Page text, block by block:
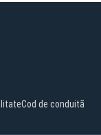
Cod de conduită